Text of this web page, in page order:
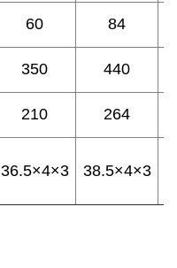
60
84
350
440
210
264
36.5×4×3 38.5×4×3